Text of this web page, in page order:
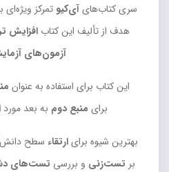
سری کتاب‌هایآی‌کیو تمرکز
هدف از تألیف این کتاب افزایش
آزمون‌های
این کتاب برای استفاده به عنوان
برای منبع دوم به بعد مورد
بهترین شیوه برایارتقاء سطح
بر تست‌زنی و بررسی تست‌های